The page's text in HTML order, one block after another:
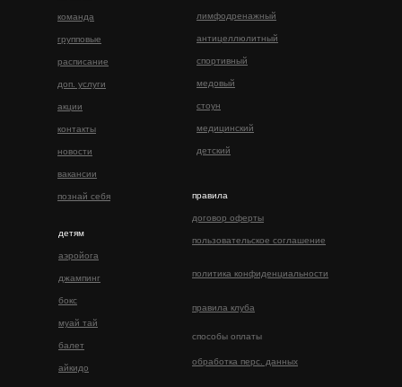
команда
доп. услуги
групповые
расписание
акции
контакты
новости
вакансии
познай себя
детям
аэройога
джампинг
бокс
муай тай
балет
айкидо
лимфодренажный
антицеллюлитный
спортивный
медовый
стоун
медицинский
детский
способы оплаты
обработка перс. данных
правила
договор оферты
пользовательское соглашение
политика конфиденциальности
правила клуба